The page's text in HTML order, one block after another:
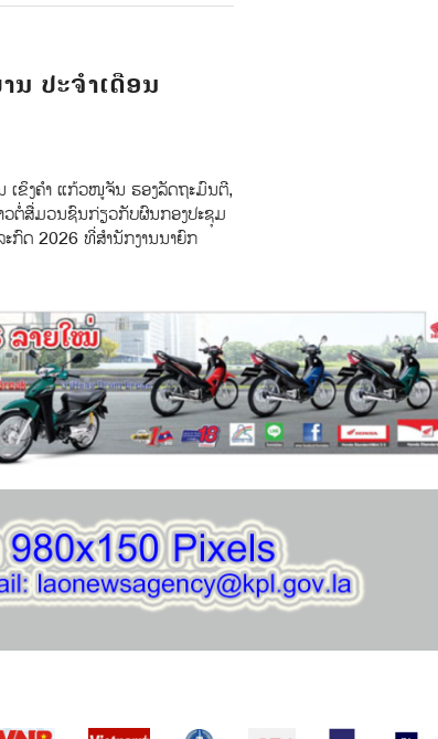
ປະຈຳເດືອນ
ຂິງຄຳ ແກ້ວໜູຈັນ ຮອງລັດຖະມົນຕີ,
ວຕໍ່ສ່ືມວນຊົນກ່ຽວກັບຜົນກອງປະຊຸມ
ກົດ 2026 ທີ່ສໍານັກງານນາຍົກ